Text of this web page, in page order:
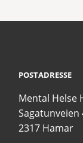
POSTADRESSE
Mental Helse
Sagatunveien
2317 Hamar